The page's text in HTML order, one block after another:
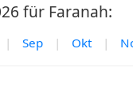
für Faranah:
| Sep | Okt |